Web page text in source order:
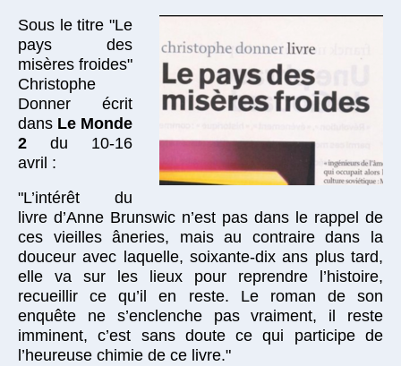
Sous le titre "Le
pays des
misères froides"
Christophe
Donner écrit
dans Le Monde
2 du 10-16
avril :
"L’intérêt du
livre d’Anne Brunswic n’est pas dans le rappel de
ces vieilles âneries, mais au contraire dans la
douceur avec laquelle, soixante-dix ans plus tard,
elle va sur les lieux pour reprendre l’histoire,
recueillir ce qu’il en reste. Le roman de son
enquête ne s’enclenche pas vraiment, il reste
imminent, c’est sans doute ce qui participe de
l’heureuse chimie de ce livre."